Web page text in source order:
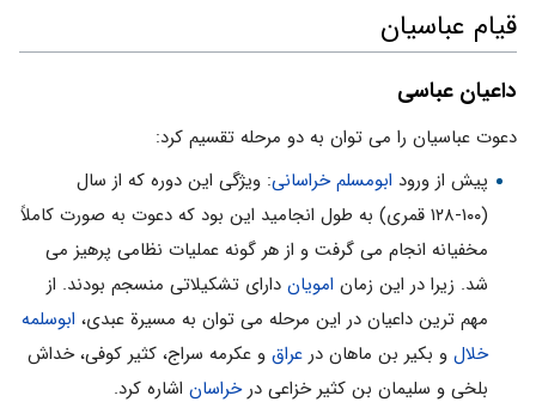
قیام عباسیان
داعیان عباسی
دعوت عباسیان را می توان به دو مرحله تقسیم کرد:
پیش از ورود ابومسلم خراسانی: ویژگی این دوره که از سال
(۱۰۰-۱۲۸ قمری) به طول انجامید این بود که دعوت به صورت کاملاً
مخفیانه انجام می گرفت و از هر گونه عملیات نظامی پرهیز می
شد. زیرا در این زمان امویاندارای تشکیلاتی منسجم بودند. از
مهم ترین داعیان در این مرحله می توان به مسیرة عبدی، ابوسلمه
خلالو بکیر بن ماهان در عراقو عکرمه سراج، کثیر کوفی، خداش
بلخی و سلیمان بن کثیر خزاعی درخراساناشاره کرد.